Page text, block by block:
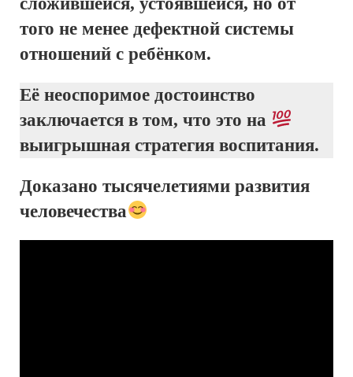
того не менее дефектной системы
отношений с ребёнком.
Её неоспоримое достоинство
заключается в том, что это на
выигрышная стратегия воспитания.
Доказано тысячелетиями развития
человечества